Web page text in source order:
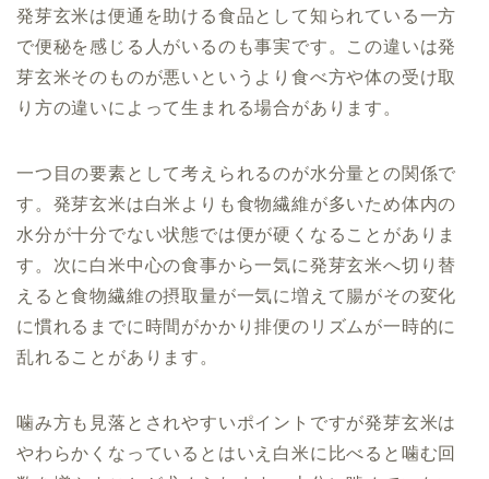
発芽玄米は便通を助ける食品として知られている一方
で便秘を感じる人がいるのも事実です。この違いは発
芽玄米そのものが悪いというより食べ方や体の受け取
り方の違いによって生まれる場合があります。
一つ目の要素として考えられるのが水分量との関係で
す。発芽玄米は白米よりも食物繊維が多いため体内の
水分が十分でない状態では便が硬くなることがありま
す。次に白米中心の食事から一気に発芽玄米へ切り替
えると食物繊維の摂取量が一気に増えて腸がその変化
に慣れるまでに時間がかかり排便のリズムが一時的に
乱れることがあります。
噛み方も見落とされやすいポイントですが発芽玄米は
やわらかくなっているとはいえ白米に比べると噛む回